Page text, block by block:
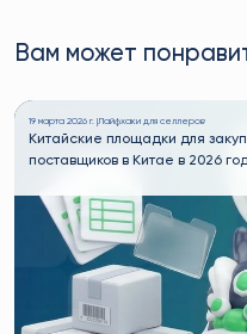
Вам может
19 марта 2026 г. |Лайфхаки для селлеров
Китайские площадки для
поставщиков в Китае в 2026